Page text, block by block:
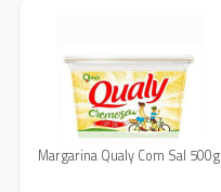
Margarina Qualy Com Sal 500g